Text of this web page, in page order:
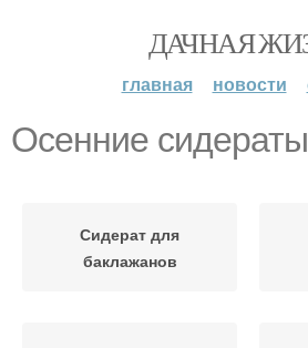
ДАЧНАЯ
главная новости
Осенние сидераты
Сидерат для
баклажанов